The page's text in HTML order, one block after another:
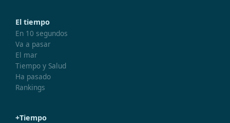
El tiempo
En 10 segundos
Va a pasar
El mar
Tiempo y Salud
Ha pasado
Rankings
+Tiempo